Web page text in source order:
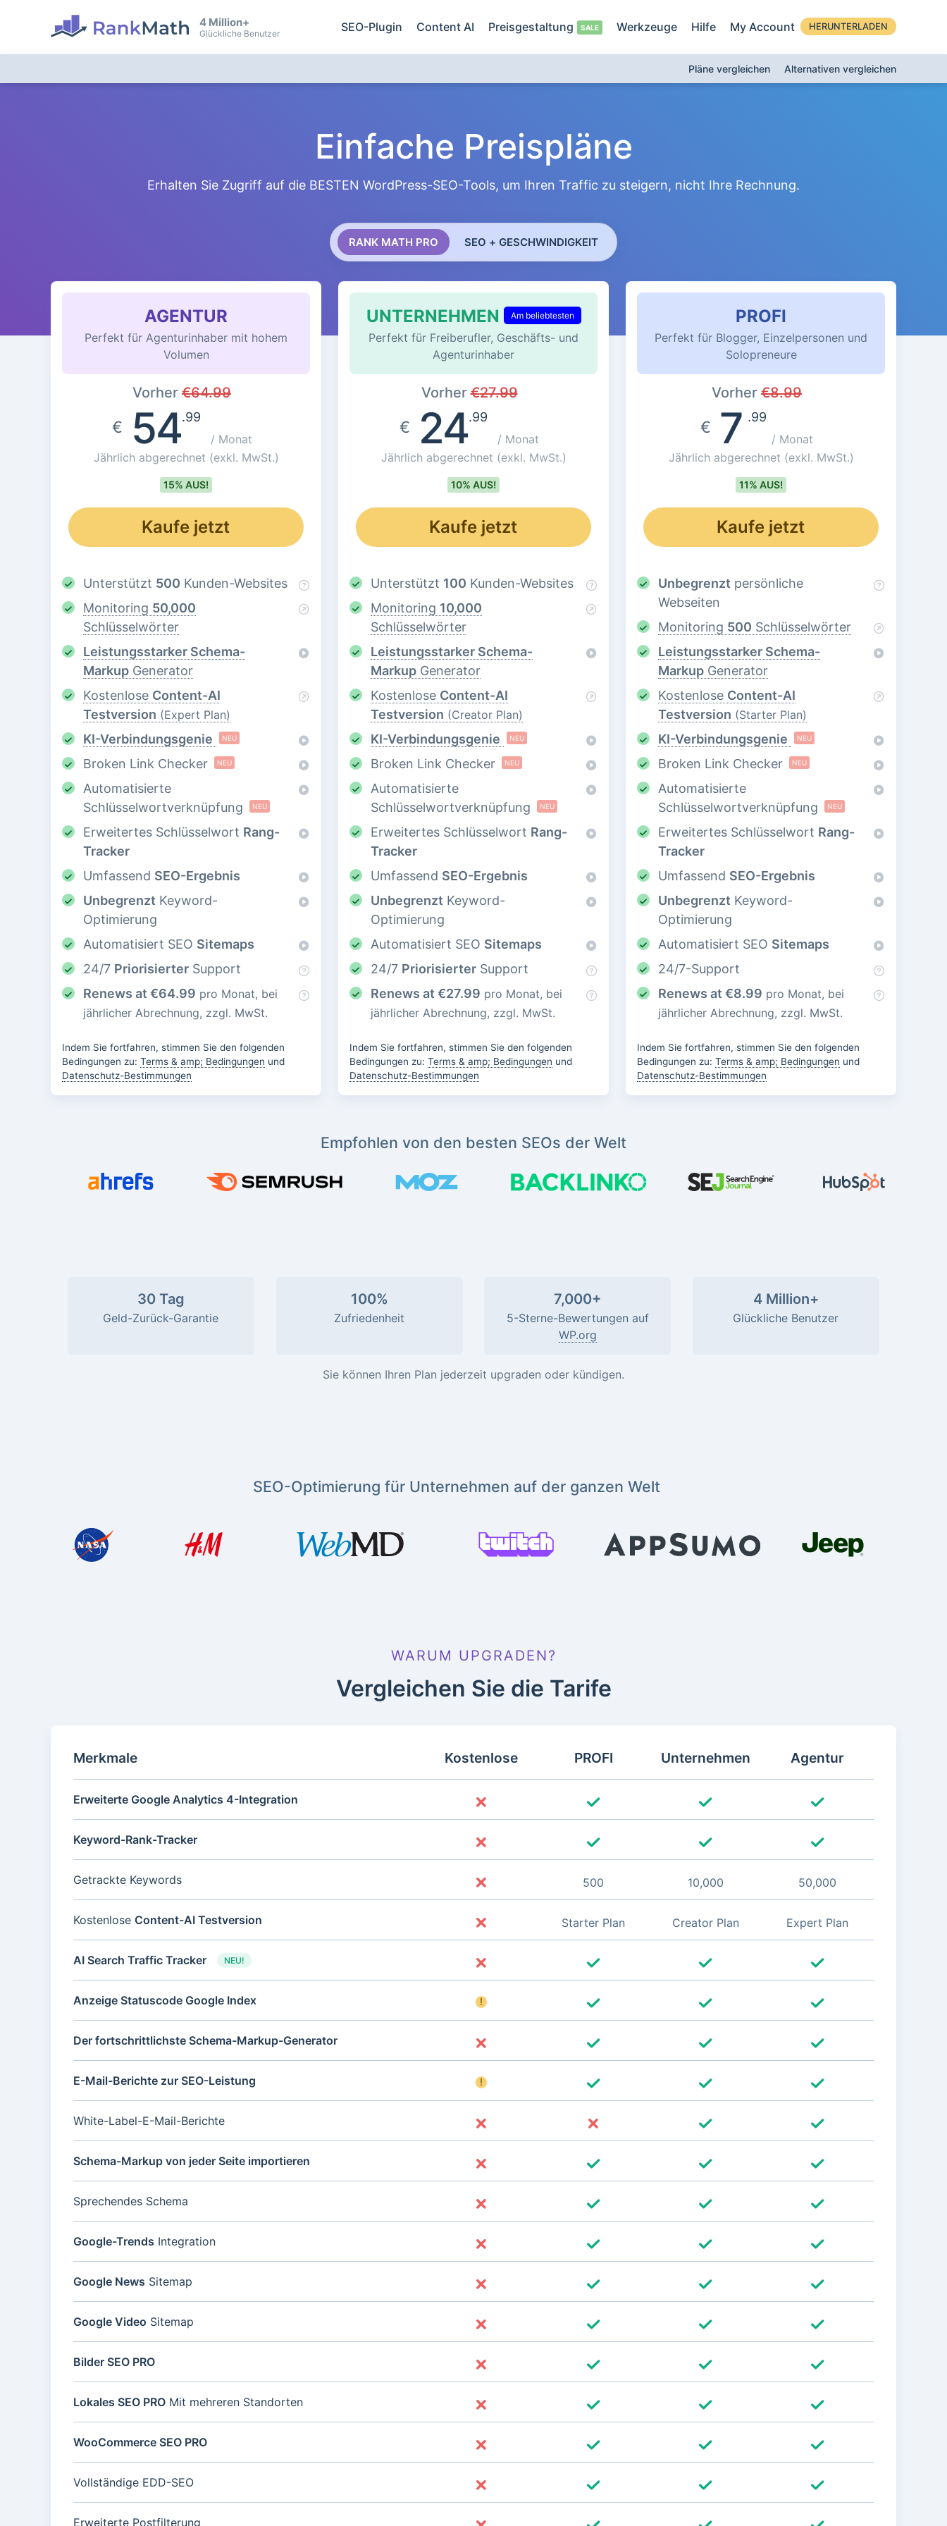
4 Million+
Glückliche Benutzer SEO-Plugin Content AI Preisgestaltung Werkzeuge Hilfe My Account HERUNTERLADEN
Pläne vergleichen Alternativen vergleichen
Einfache Preispläne
Erhalten Sie Zugriff auf die BESTEN WordPress-SEO-Tools, um Ihren Traffic zu steigern, nicht Ihre Rechnung.
RANK MATH PRO SEO + GESCHWINDIGKEIT
AGENTUR
Perfekt für Agenturinhaber mit hohem
Volumen
Vorher €64.99
€54.99
/ Monat
Jährlich abgerechnet (exkl. MwSt.)
15% AUS!
Kaufe jetzt
Unterstützt 500 Kunden-Websites
Monitoring 50,000
Schlüsselwörter
Leistungsstarker Schema-
Markup Generator
Kostenlose Content-AI
Testversion (Expert Plan)
KI-Verbindungsgenie NEU
Broken Link Checker NEU
Automatisierte
Schlüsselwortverknüpfung
NEU
Erweitertes Schlüsselwort Rang-
Tracker
Umfassend SEO-Ergebnis
Unbegrenzt Keyword-
Optimierung
Automatisiert SEO Sitemaps
24/7 Priorisierter Support
Renews at €64.99 pro Monat, bei
jährlicher Abrechnung, zzgl. MwSt.
Indem Sie fortfahren, stimmen Sie den folgenden
Bedingungen zu: Terms & amp; Bedingungen und
Datenschutz-Bestimmungen
UNTERNEHMEN Am beliebtesten
Perfekt für Freiberufler, Geschäfts- und
Agenturinhaber
Vorher€27.99
€24.99
/ Monat
Jährlich abgerechnet (exkl. MwSt.)
10% AUS!
Kaufe jetzt
Unterstützt 100 Kunden-Websites
Monitoring 10,000
Schlüsselwörter
Leistungsstarker Schema-
Markup Generator
Kostenlose Content-AI
Testversion (Creator Plan)
KI-Verbindungsgenie NEU
Broken Link Checker NEU
Automatisierte
Schlüsselwortverknüpfung
NEU
Erweitertes Schlüsselwort Rang-
Tracker
Umfassend SEO-Ergebnis
Unbegrenzt Keyword-
Optimierung
Automatisiert SEO Sitemaps
24/7 Priorisierter Support
Renews at €27.99 pro Monat, bei
jährlicher Abrechnung, zzgl. MwSt.
Indem Sie fortfahren, stimmen Sie den folgenden
Bedingungen zu: Terms & amp; Bedingungen und
Datenschutz-Bestimmungen
PROFI
Perfekt für Blogger, Einzelpersonen und
Solopreneure
Vorher €8.99
€7 .99
/ Monat
Jährlich abgerechnet (exkl. MwSt.)
11% AUS!
Kaufe jetzt
Unbegrenzt persönliche
Webseiten
Monitoring 500 Schlüsselwörter
Leistungsstarker Schema-
Markup Generator
Kostenlose Content-AI
Testversion (Starter Plan)
KI-Verbindungsgenie NEU
Broken Link Checker NEU
Automatisierte
Schlüsselwortverknüpfung
NEU
Erweitertes Schlüsselwort Rang-
Tracker
Umfassend SEO-Ergebnis
Unbegrenzt Keyword-
Optimierung
Automatisiert SEO Sitemaps
24/7-Support
Renews at €8.99 pro Monat, bei
jährlicher Abrechnung, zzgl. MwSt.
Indem Sie fortfahren, stimmen Sie den folgenden
Bedingungen zu: Terms & amp; Bedingungen und
Datenschutz-Bestimmungen
Empfohlen von den besten SEOs der Welt
30 Tag
Geld-Zurück-Garantie
100%
Zufriedenheit
7,000+
5-Sterne-Bewertungen auf
WP.org
4 Million+
Glückliche Benutzer
Sie können Ihren Plan jederzeit upgraden oder kündigen.
SEO-Optimierung für Unternehmen auf der ganzen Welt
WARUM UPGRADEN?
Vergleichen Sie die Tarife
Merkmale
Erweiterte Google Analytics 4-Integration
Keyword-Rank-Tracker
Getrackte Keywords
Kostenlose Content-AI Testversion
AI Search Traffic Tracker NEU!
Anzeige Statuscode Google Index
Der fortschrittlichste Schema-Markup-Generator
E-Mail-Berichte zur SEO-Leistung
White-Label-E-Mail-Berichte
Schema-Markup von jeder Seite importieren
Sprechendes Schema
Google-Trends Integration
Google News Sitemap
Google Video Sitemap
Bilder SEO PRO
Lokales SEO PRO Mit mehreren Standorten
WooCommerce SEO PRO
Vollständige EDD-SEO
Erweiterte Postfilterung
Kostenlose
!
!
PROFI
500
Starter Plan
Unternehmen
10,000
Creator Plan
Agentur
50,000
Expert Plan